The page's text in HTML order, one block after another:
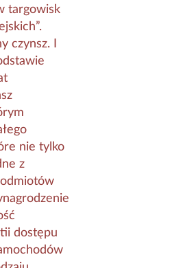
targowisk
czynsz. I
nie tylko
z
dostępu